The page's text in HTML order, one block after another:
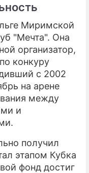
Миримской
"Мечта". Она
организатор,
конкуру
с 2002
на арене
между
и
получил
этапом Кубка
фонд достиг